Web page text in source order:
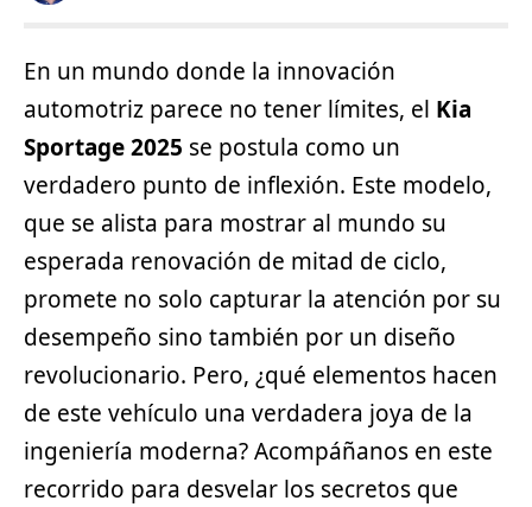
En un mundo donde la innovación
automotriz parece no tener límites, el Kia
Sportage 2025 se postula como un
verdadero punto de inflexión. Este modelo,
que se alista para mostrar al mundo su
esperada renovación de mitad de ciclo,
promete no solo capturar la atención por su
desempeño sino también por un diseño
revolucionario. Pero, ¿qué elementos hacen
de este vehículo una verdadera joya de la
ingeniería moderna? Acompáñanos en este
recorrido para desvelar los secretos que